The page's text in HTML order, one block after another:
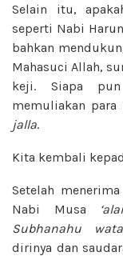
Selain itu,
seperti Nabi Harun
bahkan
Mahasuci Allah,
keji. Siapa
memuliakan
jalla.
Kita kembali
Setelah
Nabi Musa
Subhanahu
dirinya dan